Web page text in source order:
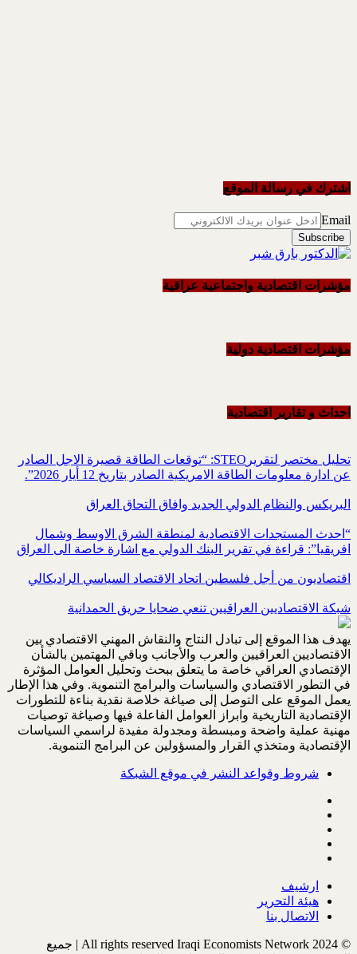
اشترك في رسالة الموقع
Email
مؤشرات اقتصادية واجتماعية عراقية
مؤشرات اقتصادية دولية
احداث و تقاریر اقتصادیة
تحليل مختصر لتقريرSTEO‏: “توقعات الطاقة قصيرة الاجل الصادر
عن ادارة معلومات الطاقة الامريكية ‏الصادر بتاريخ 12 أيار 2026”.‏
البريكس والنظام الدولي الجديد وافاق التحاق العراق
“احدث المستجدات الاقتصادية لمنطقة الشرق الاوسط وشمال
افريقيا”: قراءة في تقرير البنك الدولي مع اشارة خاصة الى العراق
اقتصاديون من أجل فلسطين اتحاد الاقتصاد السياسي الراديكالي
شبكة الاقتصاديين العراقيين تنعي ضحايا حريق الحمدانية
يهدف هذا الموقع إلى تبادل النتاج والنقاش المهني الاقتصادي بين
الاقتصاديين العراقيين والعرب والأجانب وباقي المهتمين بالشأن
الإقتصادي العراقي خاصة ما يتعلق ببحث وتحليل العوامل المؤثرة
في التطور الاقتصادي والسياسات والبرامج التنموية. وفي هذا الإطار
يعمل الموقع على التوصل إلى صياغة خلاصة نقدية بناءة للتطورات
الإقتصادية التاريخية وابراز العوامل الفاعلة فيها وصياغة توصيات
مهنية عملية واضحة ومبسطة ومجدولة مفيدة لراسمي السياسات
الإقتصادية ومتخذي القرار والمسؤولين عن البرامج التنموية.
شروط وقواعد النشر في موقع الشبكة
ارشيف
هيئة التحرير
الاتصال بنا
© All rights reserved Iraqi Economists Network 2024 | جميع